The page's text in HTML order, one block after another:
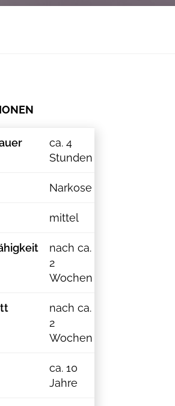
ca. 4
Stunden
Narkose
mittel
nach ca.
2
Wochen
nach ca.
2
Wochen
ca. 10
Jahre